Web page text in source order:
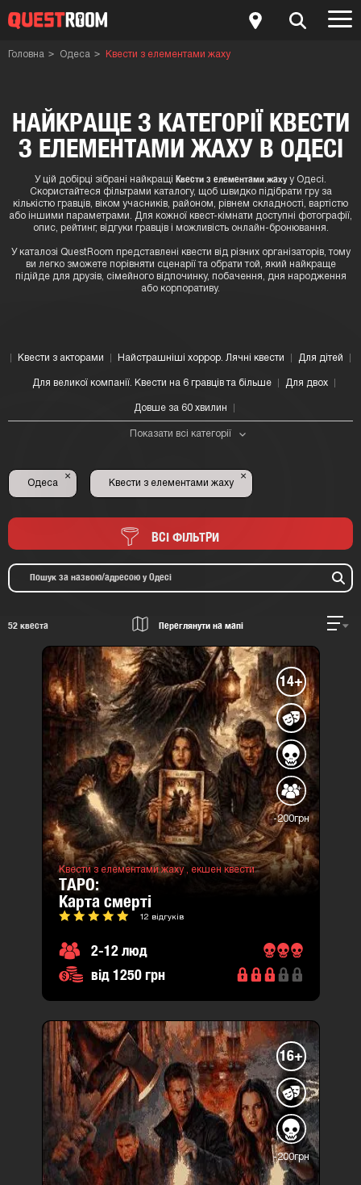
Головна Одеса Квести з елементами жаху
НАЙКРАЩЕ З КАТЕГОРІЇ КВЕСТИ
З ЕЛЕМЕНТАМИ ЖАХУ В ОДЕСІ
У цій добірці зібрані найкращі Квести з елементами жаху у Одесі.
Скористайтеся фільтрами каталогу, щоб швидко підібрати гру за
кількістю гравців, віком учасників, районом, рівнем складності, вартістю
або іншими параметрами. Для кожної квест-кімнати доступні фотографії,
опис, рейтинг, відгуки гравців і можливість онлайн-бронювання.
У каталозі QuestRoom представлені квести від різних організаторів, тому
ви легко зможете порівняти сценарії та обрати той, який найкраще
підійде для друзів, сімейного відпочинку, побачення, дня народження
або корпоративу.
Квести з акторами Найстрашніші хоррор. Лячні квести Для дітей
Для великої компанії. Квести на 6 гравців та більше Для двох
Довше за 60 хвилин
Показати всі категорії
Одеса
×
Квести з елементами жаху
×
ВСІ ФІЛЬТРИ
52 квеста Переглянути на мапі
14+
-200грн
Квести з елементами жаху , екшен квести
ТАРО:
карта смерті
12 відгуків
2-12 люд
від 1250 грн
16+
-200грн